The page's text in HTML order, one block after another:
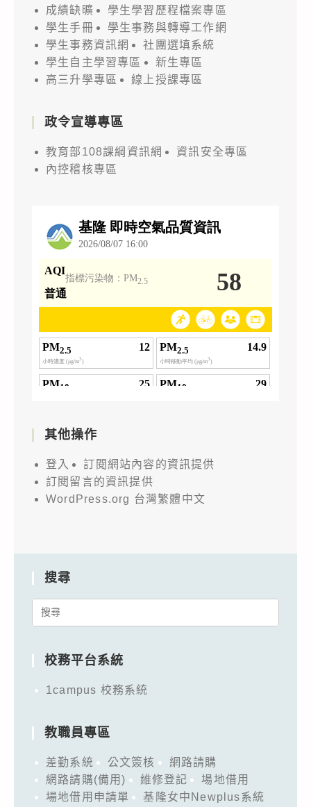
成績缺曠
學生學習歷程檔案專區
學生手冊
學生事務與轉導工作網
學生事務資訊網
社團選填系統
學生自主學習專區
新生專區
高三升學專區
線上授課專區
政令宣導專區
教育部108課綱資訊網
資訊安全專區
內控稽核專區
其他操作
登入
訂閱網站內容的資訊提供
訂閱留言的資訊提供
WordPress.org 台灣繁體中文
搜尋
Search
校務平台系統
1campus 校務系統
教職員專區
差勤系統 公文簽核
網路請購
網路請購(備用)
維修登記
場地借用
場地借用申請單
基隆女中Newplus系統